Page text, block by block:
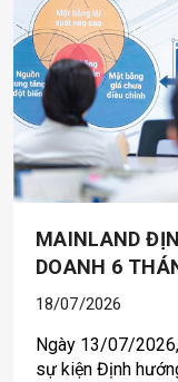
MAINLAND
DOANH 6
18/07/2026
Ngày 13/07/
sự kiện Định